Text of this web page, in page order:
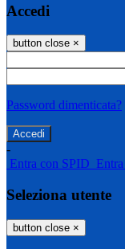
Accedi
button close ×
Password dimenticata?
-
Entra con SPID
Seleziona utente
button close ×